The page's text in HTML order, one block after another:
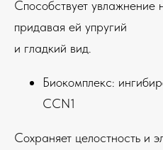
Способствует увлажнение
придавая ей упругий
и гладкий вид.
Биокомплекс:
CCN1
Сохраняет целостность и